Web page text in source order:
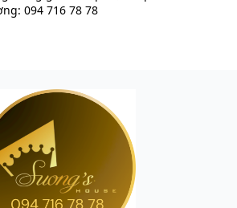
094 716 78 78